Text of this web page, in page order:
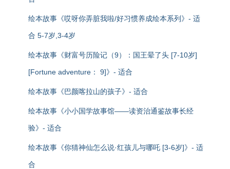
绘本故事《哎呀你弄脏我啦/好习惯养成绘本系列》- 适
合 5-7岁,3-4岁
绘本故事《财富号历险记（9）：国王晕了头 [7-10岁]
[Fortune adventure： 9]》- 适合
绘本故事《巴颜喀拉山的孩子》- 适合
绘本故事《小小国学故事馆——读资治通鉴故事长经
验》- 适合
绘本故事《你猜神仙怎么说·红孩儿与哪吒 [3-6岁]》- 适
合